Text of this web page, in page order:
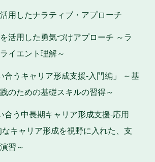
用したナラティブ・アプローチ
活用した勇気づけアプローチ ～ラ
イエント理解～
合うキャリア形成支援-入門編」 ～基
のための基礎スキルの習得～
合う中長期キャリア形成支援-応用
キャリア形成を視野に入れた、支
習～